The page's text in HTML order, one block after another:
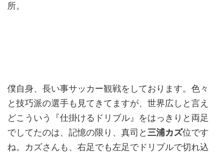
所。
僕自身、長い事サッカー観戦をしております。色々
と技巧派の選手も見てきてますが、世界広しと言え
どこういう『仕掛けるドリブル』をはっきりと両足
でしてたのは、記憶の限り、真司と三浦カズ位です
ね。カズさんも、右足でも左足でドリブルで切れ込